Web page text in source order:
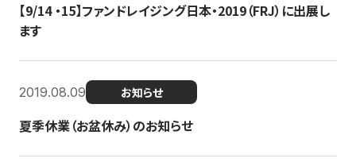
【9/14 ・15】ファンドレイジング日本・2019（FRJ）に出展し
ます
2019.08.09 お知らせ
夏季休業（お盆休み）のお知らせ